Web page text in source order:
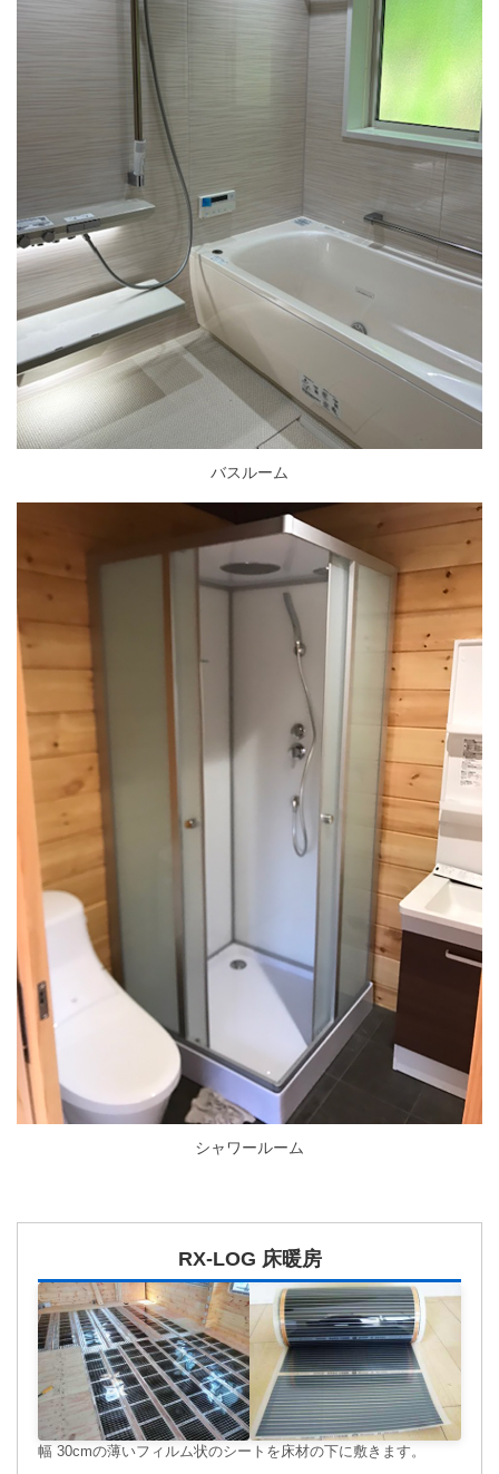
バスルーム
シャワールーム
RX-LOG 床暖房
幅 30cmの薄いフィルム状のシートを床材の下に敷きます。